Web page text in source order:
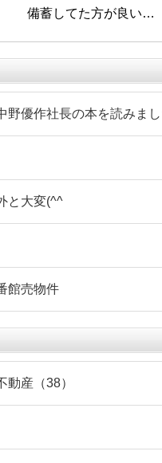
備蓄してた方が良い…
優作社長の本を読みまし
と大変(^^ゞ
館売物件
動産（38）